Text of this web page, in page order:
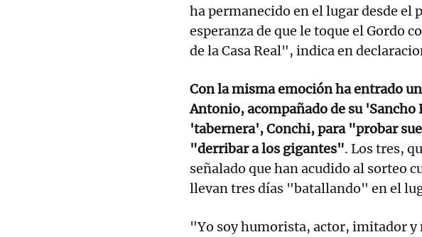
ha permanecido en el lugar desde el
esperanza de que le toque el Gordo
de la Casa Real", indica en
Con la misma emoción ha entrado
Antonio, acompañado de su 'Sancho
'tabernera', Conchi, para "probar
"derribar a los gigantes". Los tres,
señalado que han acudido al sorteo
llevan tres días "batallando" en el
"Yo soy humorista, actor, imitador y